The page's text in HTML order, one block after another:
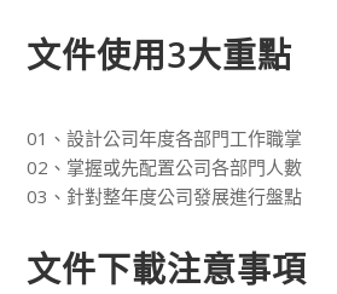
文件使用3大重點
01、設計公司年度各部門工作職掌
02、掌握或先配置公司各部門人數
03、針對整年度公司發展進行盤點
文件下載注意事項